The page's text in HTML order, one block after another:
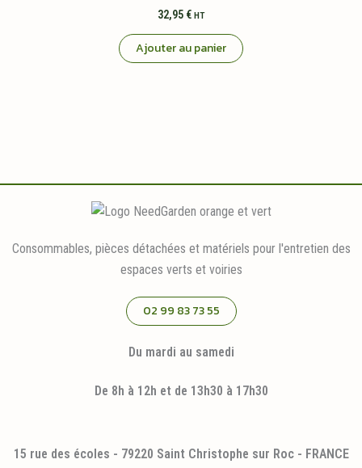
32,95 € HT
Ajouter au panier
Consommables, pièces détachées et matériels pour l'entretien des
espaces verts et voiries
02 99 83 73 55
Du mardi au samedi
De 8h à 12h et de 13h30 à 17h30
15 rue des écoles - 79220 Saint Christophe sur Roc - FRANCE